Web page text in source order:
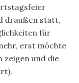
draußen statt,
für
erst möchte
zeigen und die